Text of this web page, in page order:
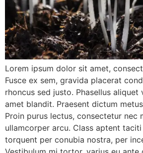
Lorem ipsum dolor sit amet,
Fusce ex sem, gravida placerat
rhoncus sed justo. Phasellus aliquet
amet blandit. Praesent dictum
Proin purus lectus, consectetur nec
ullamcorper arcu. Class aptent
torquent per conubia nostra, per